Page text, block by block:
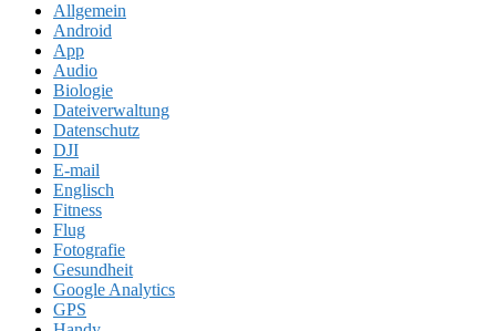
Allgemein
Android
App
Audio
Biologie
Dateiverwaltung
Datenschutz
DJI
E-mail
Englisch
Fitness
Flug
Fotografie
Gesundheit
Google Analytics
GPS